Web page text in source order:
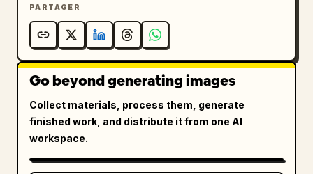
PARTAGER
Go beyond generating images
Collect materials, process them, generate
finished work, and distribute it from one AI
workspace.